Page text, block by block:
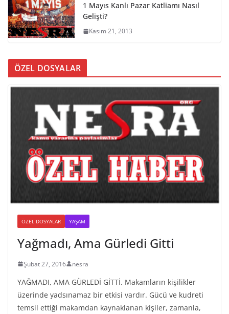
1 Mayıs Kanlı Pazar Katliamı Nasıl
Gelişti?
Kasım 21, 2013
ÖZEL DOSYALAR
ÖZEL DOSYALAR YAŞAM
Yağmadı, Ama Gürledi Gitti
Şubat 27, 2016 nesra
YAĞMADI, AMA GÜRLEDİ GİTTİ. Makamların kişilikler
üzerinde yadsınamaz bir etkisi vardır. Gücü ve kudreti
temsil ettiği makamdan kaynaklanan kişiler, zamanla,